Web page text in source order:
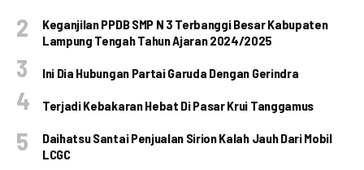
Keganjilan PPDB SMP N 3 Terbanggi Besar Kabupaten
Lampung Tengah Tahun Ajaran 2024/2025
Ini Dia Hubungan Partai Garuda Dengan Gerindra
Terjadi Kebakaran Hebat Di Pasar Krui Tanggamus
Daihatsu Santai Penjualan Sirion Kalah Jauh Dari Mobil
LCGC